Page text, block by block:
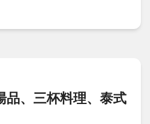
品、三杯料理、泰式